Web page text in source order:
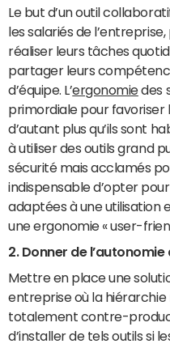
Le but d’un outil
les salariés de
réaliser leurs tâches
partager leurs
d’équipe. L’ergonomiedes
primordiale pour favoriser
d’autant plus qu’ils sont
à utiliser des outils grand
sécurité mais acclamés
indispensable d’opter
adaptées à une utilisation
une ergonomie « user-
2. Donner de
Mettre en place une
entreprise où la
totalement contre-
d’installer de tels outils si